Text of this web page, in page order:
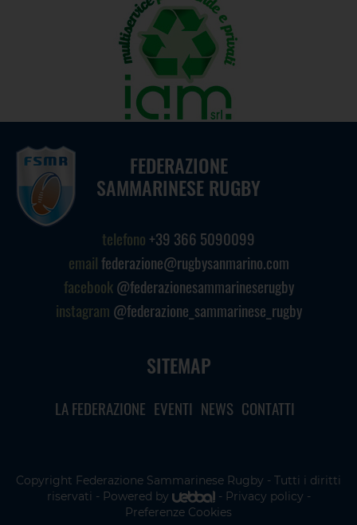
FEDERAZIONE
SAMMARINESE RUGBY
telefono+39 366 5090099
emailfederazione@rugbysanmarino.com
facebook@federazionesammarineserugby
instagram @federazione_sammarinese_rugby
SITEMAP
LA FEDERAZIONE EVENTI NEWS CONTATTI
Copyright Federazione Sammarinese Rugby - Tutti i diritti
riservati - Powered by
- Privacy policy -
Preferenze Cookies